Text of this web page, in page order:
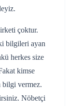
çoktur.
bilgileri ayan
herkes size
kimse
bilgi vermez.
Nöbetçi